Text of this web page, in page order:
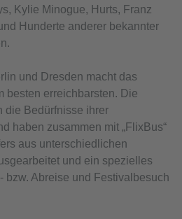
Kylie Minogue, Hurts, Franz
Hunderte anderer bekannter
und Dresden macht das
besten erreichbarsten. Die
die Bedürfnisse ihrer
haben zusammen mit „FlixBus“
aus unterschiedlichen
und ein spezielles
bzw. Abreise und Festivalbesuch